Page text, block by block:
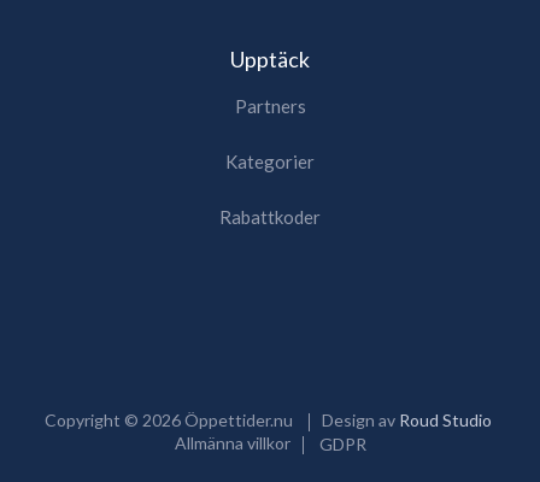
Upptäck
Partners
Kategorier
Rabattkoder
Copyright © 2026Öppettider.nu Design av Roud Studio
Allmänna villkor
GDPR